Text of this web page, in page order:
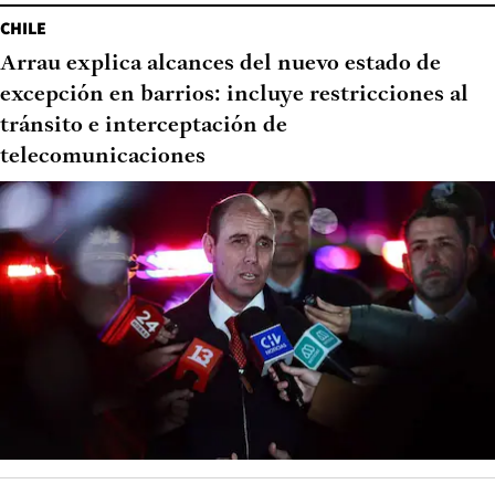
CHILE
Arrau explica alcances del nuevo estado de
excepción en barrios: incluye restricciones al
tránsito e interceptación de
telecomunicaciones